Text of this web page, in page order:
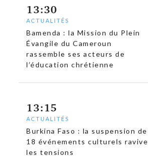
13:30
ACTUALITÉS
Bamenda : la Mission du Plein
Évangile du Cameroun
rassemble ses acteurs de
l’éducation chrétienne
13:15
ACTUALITÉS
Burkina Faso : la suspension de
18 événements culturels ravive
les tensions